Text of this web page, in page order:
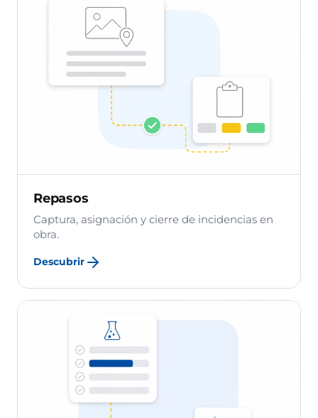
Repasos
Captura, asignación y cierre de incidencias en
obra.
Descubrir